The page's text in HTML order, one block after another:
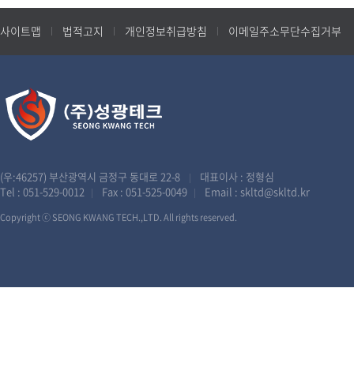
사이트맵 법적고지 개인정보취급방침 이메일주소무단수집거부
(우:46257) 부산광역시 금정구 동대로 22-8 |
대표이사 : 정형심
Tel : 051-529-0012 | Fax : 051-525-0049 | Email : skltd@skltd.kr
Copyright ⓒ SEONG KWANG TECH.,LTD. All rights reserved.